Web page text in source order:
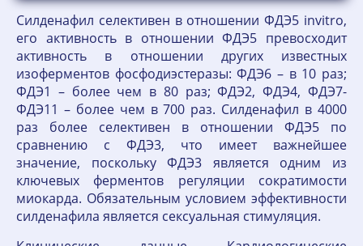
Силденафил селективен в отношении ФДЭ5 invitro,
его активность в отношении ФДЭ5 превосходит
активность в отношении других известных
изоферментов фосфодиэстеразы: ФДЭ6 – в 10 раз;
ФДЭ1 – более чем в 80 раз; ФДЭ2, ФДЭ4, ФДЭ7-
ФДЭ11 – более чем в 700 раз. Силденафил в 4000
раз более селективен в отношении ФДЭ5 по
сравнению с ФДЭ3, что имеет важнейшее
значение, поскольку ФДЭ3 является одним из
ключевых ферментов регуляции сократимости
миокарда. Обязательным условием эффективности
силденафила является сексуальная стимуляция.